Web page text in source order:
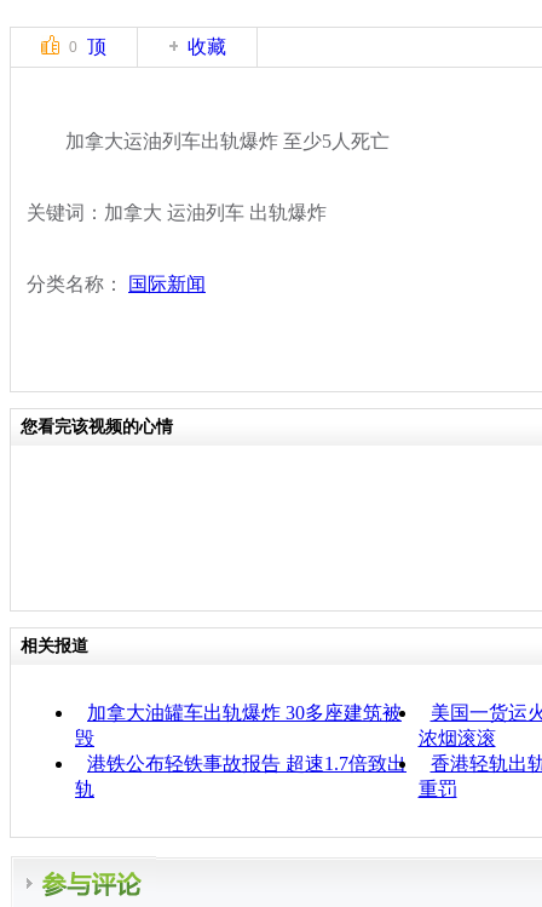
0 顶 收藏
加拿大运油列车出轨爆炸 至少5人死亡
关键词：加拿大 运油列车 出轨爆炸
分类名称： 国际新闻
您看完该视频的心情
相关报道
加拿大油罐车出轨爆炸 30多座建筑被
毁
美国一货运
浓烟滚滚
港铁公布轻铁事故报告 超速1.7倍致出
轨
香港轻轨出
重罚